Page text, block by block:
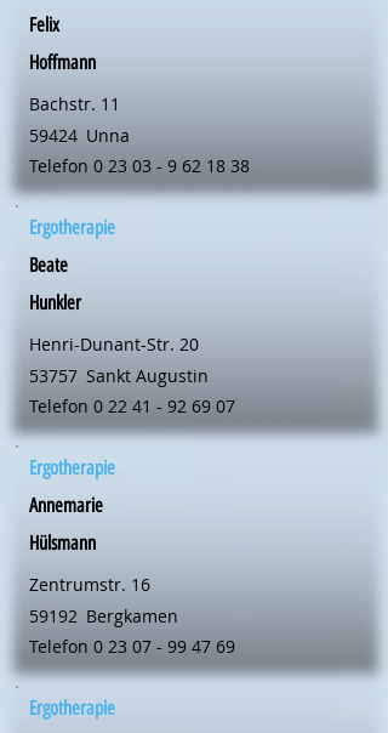
Felix
Hoffmann
Bachstr. 11
59424 Unna
Telefon 0 23 03 - 9 62 18 38
Ergotherapie
Beate
Hunkler
Henri-Dunant-Str. 20
53757 Sankt Augustin
Telefon 0 22 41 - 92 69 07
Ergotherapie
Annemarie
Hülsmann
Zentrumstr. 16
59192 Bergkamen
Telefon 0 23 07 - 99 47 69
Ergotherapie